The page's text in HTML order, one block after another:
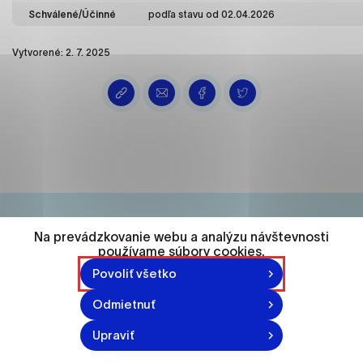
Schválené/Účinné podľa stavu od 02.04.2026
Vytvorené: 2. 7. 2025
74 548
870-871 n.l.
Na prevádzkovanie webu a analýzu návštevnosti
používame súbory cookies.
Povoliť všetko
Odmietnuť
Upraviť
ako je navigácia na stránke a prístup k
zabezpečeným oblastiam webovej stránky. Bez
fungovať.
Analytické cookies
zbierajú anonymne a nie je možné ich spojiť s
konkrétnou osobou.
Označiť všetko
Uložiť nastavenia
Viac informácií